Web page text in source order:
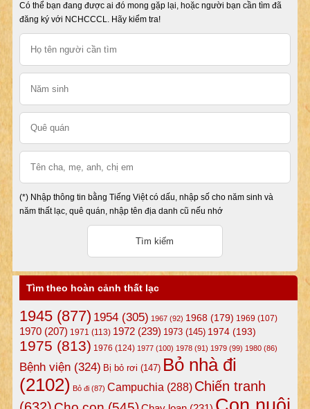
Có thể bạn đang được ai đó mong gặp lại, hoặc người bạn cần tìm đã
đăng ký với NCHCCCL. Hãy kiểm tra!
(*) Nhập thông tin bằng Tiếng Việt có dấu, nhập số cho năm sinh và
năm thất lạc, quê quán, nhập tên địa danh cũ nếu nhớ
Tìm theo hoàn cảnh thất lạc
1945(877) 1954(305) 1967(92) 1968(179) 1969 (107)
1970(207) 1971 (113) 1972(239) 1973(145) 1974(193)
1975 (813) 1976 (124) 1977(100) 1978(91) 1979(99) 1980(86)
Bệnh viện(324) Bị bỏ rơi (147) Bỏ nhà đi
(2102) Bỏ đi(87) Campuchia (288) Chiến tranh